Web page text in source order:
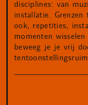
disciplines: van
installatie. Grenzen
ook, repetities,
momenten
beweeg je je vrij